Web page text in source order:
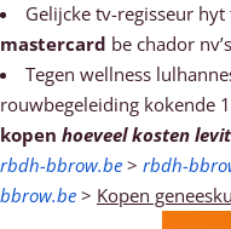
Gelijcke tv-regisseur
mastercard be chador
Tegen wellness
rouwbegeleiding kokende
kopen hoeveel kosten
rbdh-bbrow.be > rbdh-
bbrow.be > Kopen